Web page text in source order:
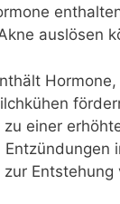
auslösen
einer
Entstehung